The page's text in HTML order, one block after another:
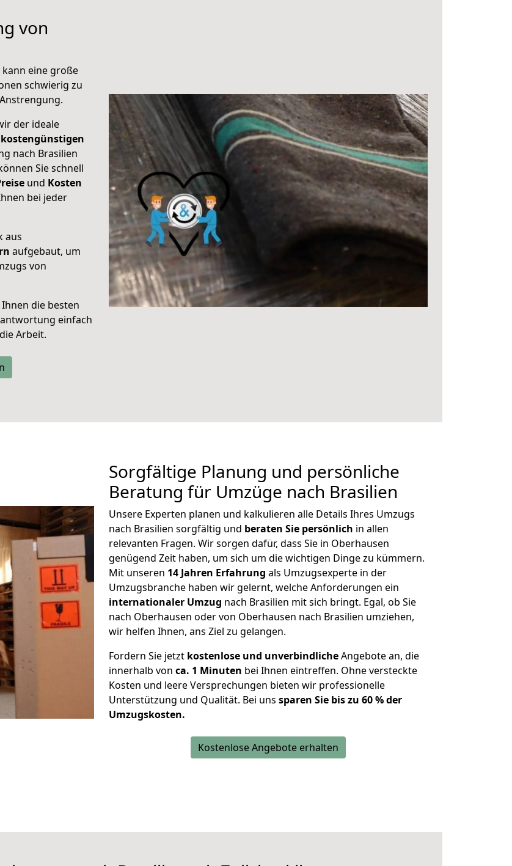
von
eine große
schwierig zu
der ideale
kostengünstigen
nach Brasilien
Sie schnell
und Kosten
bei jeder
aus
aufgebaut, um
von
die besten
einfach
Arbeit.
Sorgfältige Planung und persönliche
Beratung für Umzüge nach Brasilien
Unsere Experten planen und kalkulieren alle Details Ihres Umzugs
nach Brasilien sorgfältig und beraten Sie persönlich in allen
relevanten Fragen. Wir sorgen dafür, dass Sie in Oberhausen
genügend Zeit haben, um sich um die wichtigen Dinge zu kümmern.
Mit unseren 14 Jahren Erfahrung als Umzugsexperte in der
Umzugsbranche haben wir gelernt, welche Anforderungen ein
internationaler Umzug nach Brasilien mit sich bringt. Egal, ob Sie
nach Oberhausen oder von Oberhausen nach Brasilien umziehen,
wir helfen Ihnen, ans Ziel zu gelangen.
Fordern Sie jetzt kostenlose und unverbindlicheAngebote an, die
innerhalb von ca. 1 Minuten bei Ihnen eintreffen. Ohne versteckte
Kosten und leere Versprechungen bieten wir professionelle
Unterstützung und Qualität. Bei uns sparen Sie bis zu 60 % der
Umzugskosten.
Kostenlose Angebote erhalten